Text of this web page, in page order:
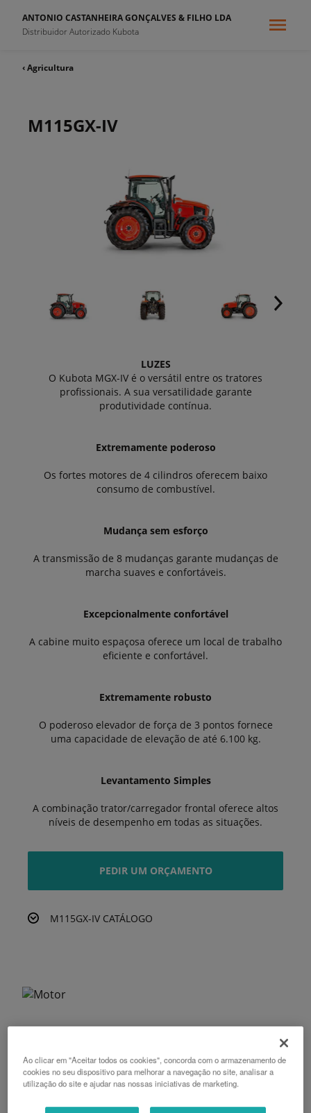
ANTONIO CASTANHEIRA GONÇALVES & FILHO LDA
Distribuidor Autorizado Kubota
‹ Agricultura
M115GX-IV
LUZES
O Kubota MGX-IV é o versátil entre os tratores
profissionais. A sua versatilidade garante
produtividade contínua.
Extremamente poderoso
Os fortes motores de 4 cilindros oferecem baixo
consumo de combustível.
Mudança sem esforço
A transmissão de 8 mudanças garante mudanças de
marcha suaves e confortáveis.
Excepcionalmente confortável
A cabine muito espaçosa oferece um local de trabalho
eficiente e confortável.
Extremamente robusto
O poderoso elevador de força de 3 pontos fornece
uma capacidade de elevação de até 6.100 kg.
Levantamento Simples
A combinação trator/carregador frontal oferece altos
níveis de desempenho em todas as situações.
PEDIR UM ORÇAMENTO
M115GX-IV CATÁLOGO
Ao clicar em "Aceitar todos os cookies", concorda com o armazenamento de
cookies no seu dispositivo para melhorar a navegação no site, analisar a
utilização do site e ajudar nas nossas iniciativas de marketing.